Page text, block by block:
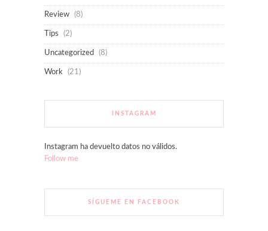
Review (8)
Tips (2)
Uncategorized (8)
Work (21)
INSTAGRAM
Instagram ha devuelto datos no válidos.
Follow me
SÍGUEME EN FACEBOOK